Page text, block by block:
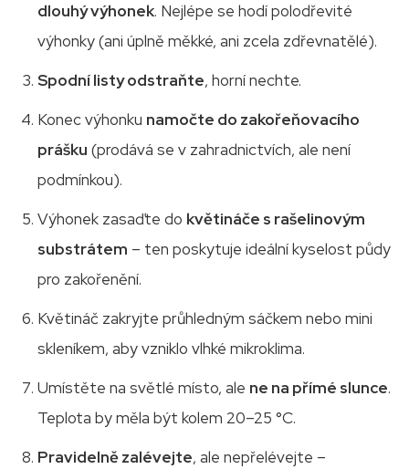
dlouhý výhonek. Nejlépe se hodí polodřevité
výhonky (ani úplně měkké, ani zcela zdřevnatělé).
Spodní listy odstraňte, horní nechte.
Konec výhonku namočte do zakořeňovacího
prášku (prodává se v zahradnictvích, ale není
podmínkou).
Výhonek zasaďte do květináče s rašelinovým
substrátem – ten poskytuje ideální kyselost půdy
pro zakořenění.
Květináč zakryjte průhledným sáčkem nebo mini
skleníkem, aby vzniklo vlhké mikroklima.
Umístěte na světlé místo, ale ne na přímé slunce.
Teplota by měla být kolem 20–25 °C.
Pravidelně zalévejte, ale nepřelévejte –